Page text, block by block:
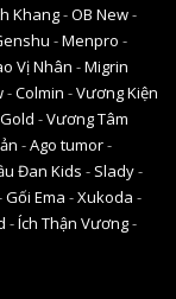
Khang-OB New-
-Menpro -
Vị Nhân -Migrin
-Colmin -Vương Kiện
-Vương Tâm
-Ago tumor-
Đan Kids - Slady-
Gối Ema -Xukoda -
-Ích Thận Vương-